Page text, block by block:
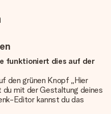
funktioniert dies auf der
den grünen Knopf „Hier
du mit der Gestaltung deines
Editor kannst du das